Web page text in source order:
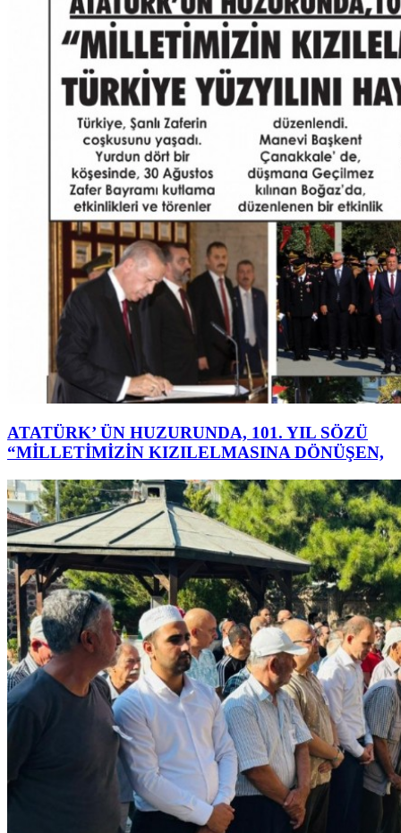
ATATÜRK’ ÜN HUZURUNDA, 101. YIL SÖZÜ
“MİLLETİMİZİN KIZILELMASINA DÖNÜŞEN,